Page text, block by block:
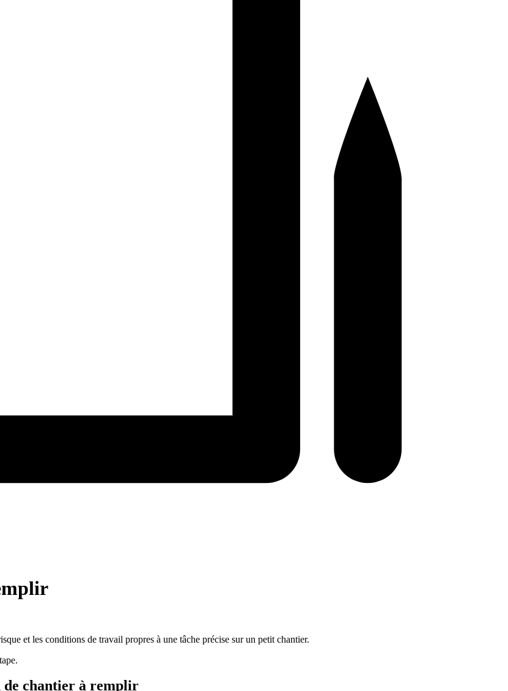
et les conditions de travail propres à une tâche précise sur un petit chantier.
de chantier à remplir